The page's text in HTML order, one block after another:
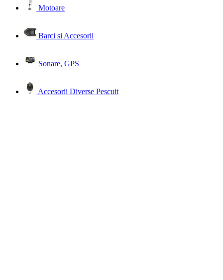
Motoare
Barci si Accesorii
Sonare, GPS
Accesorii Diverse Pescuit